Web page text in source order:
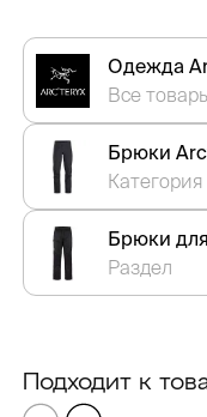
Одежда
Все
Брюки
Категория
Брюки
Раздел
Подходит к